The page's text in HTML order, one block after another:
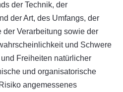
der Technik, der
der Art, des Umfangs, der
der Verarbeitung sowie der
und Schwere
Freiheiten natürlicher
und organisatorische
angemessenes